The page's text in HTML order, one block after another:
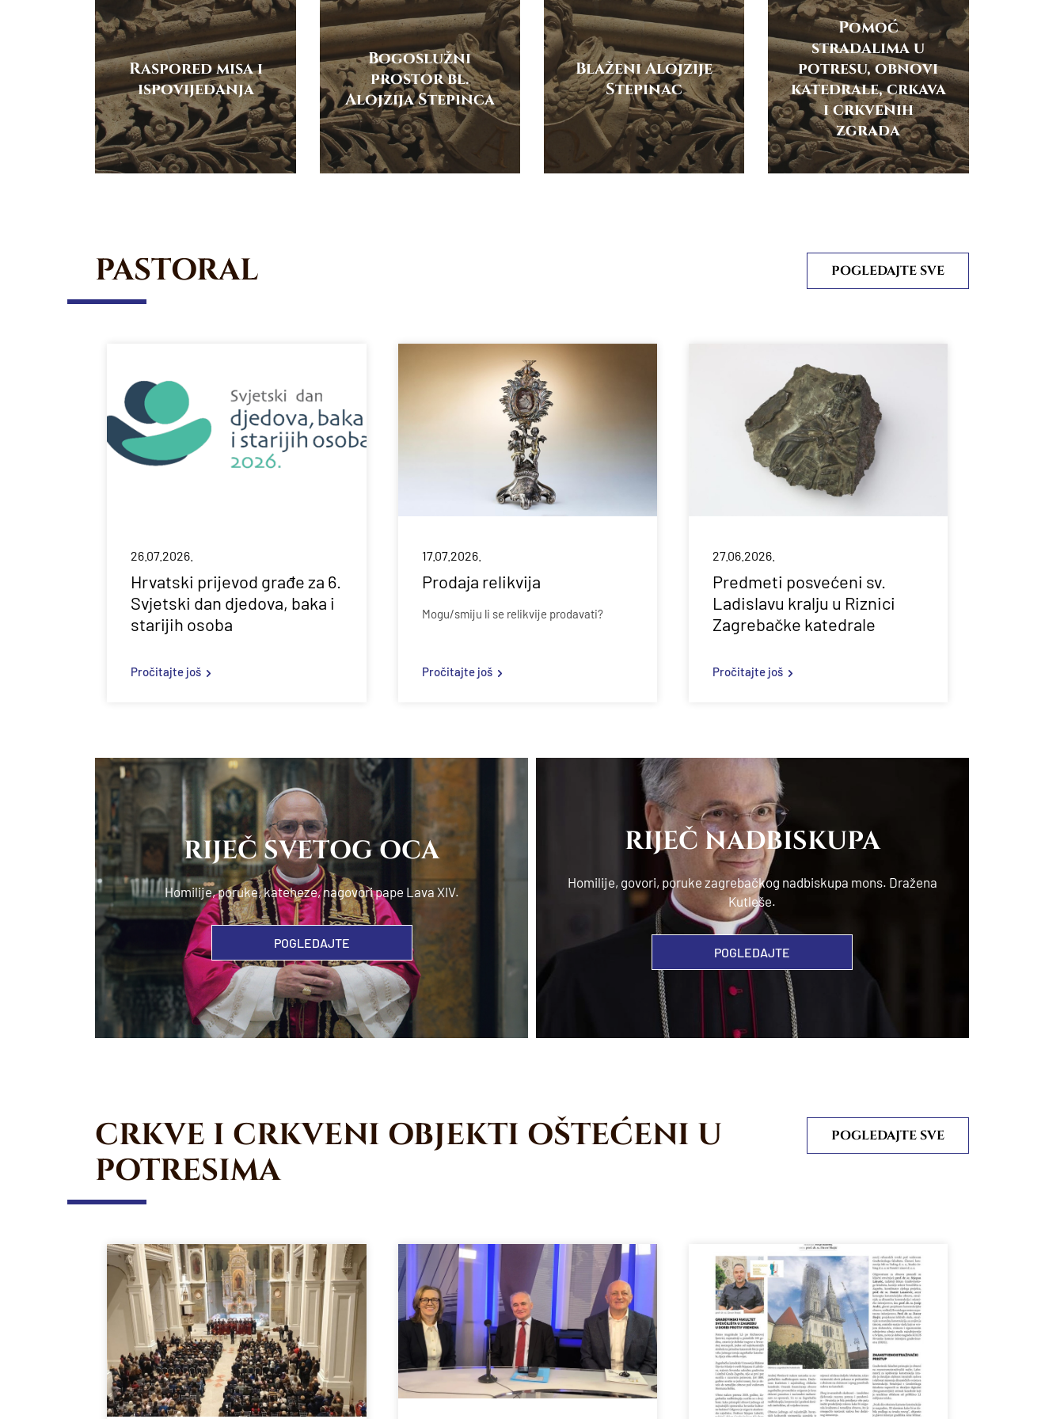
Raspored misa i
ispovijedanja
Bogoslužni
prostor bl.
Alojzija Stepinca
Blaženi Alojzije
Stepinac
Pomoć
stradalima u
potresu, obnovi
katedrale, crkava
i crkvenih
zgrada
PASTORAL POGLEDAJTE SVE
26.07.2026.
Hrvatski prijevod građe za 6.
Svjetski dan djedova, baka i
starijih osoba
Pročitajte još
17.07.2026.
Prodaja relikvija
Mogu/smiju li se relikvije prodavati?
Pročitajte još
27.06.2026.
Predmeti posvećeni sv.
Ladislavu kralju u Riznici
Zagrebačke katedrale
Pročitajte još
RIJEČ SVETOG OCA
Homilije, poruke, kateheze, nagovori pape Lava XIV.
POGLEDAJTE
RIJEČ NADBISKUPA
Homilije, govori, poruke zagrebačkog nadbiskupa mons. Dražena
Kutleše.
POGLEDAJTE
CRKVE I CRKVENI OBJEKTI OŠTEĆENI U
POTRESIMA
POGLEDAJTE SVE